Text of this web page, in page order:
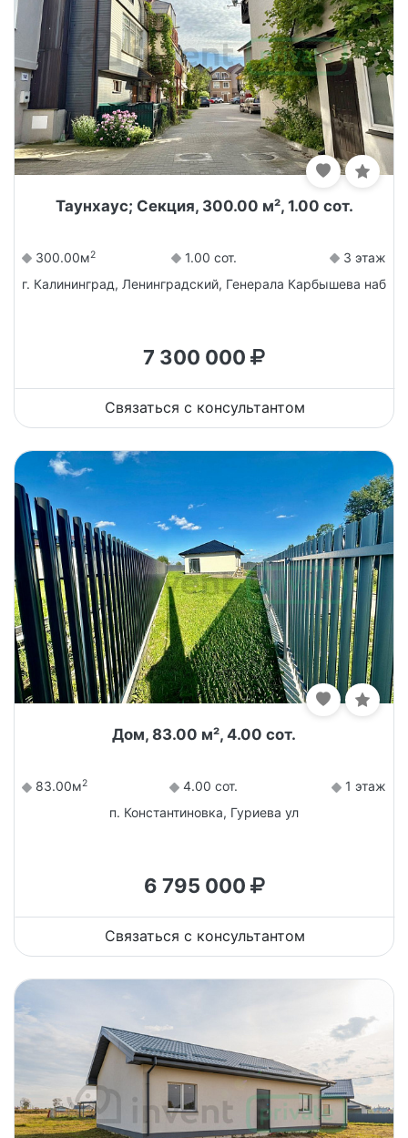
Таунхаус; Секция, 300.00 м², 1.00 сот.
300.00м2 1.00 сот.
3 этаж
г. Калининград, Ленинградский, Генерала Карбышева наб
7 300 000
Связаться с консультантом
Дом, 83.00 м², 4.00 сот.
83.00м2 4.00 сот.
1 этаж
п. Константиновка, Гуриева ул
6 795 000
Связаться с консультантом